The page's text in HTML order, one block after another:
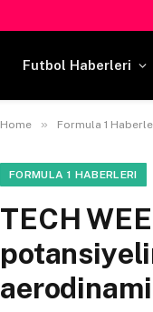
Futbol Haberleri
Home » Formula 1
FORMULA 1 HABERLERI
TECH